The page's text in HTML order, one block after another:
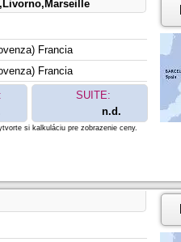
Francia
Francia
SUITE:
n.d.
si kalkuláciu pre zobrazenie ceny.